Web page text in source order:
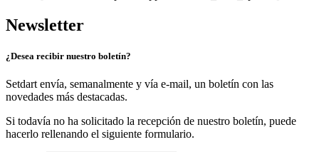
Newsletter
¿Desea recibir nuestro boletín?
Setdart envía, semanalmente y vía e-mail, un boletín con las
novedades más destacadas.
Si todavía no ha solicitado la recepción de nuestro boletín, puede
hacerlo rellenando el siguiente formulario.